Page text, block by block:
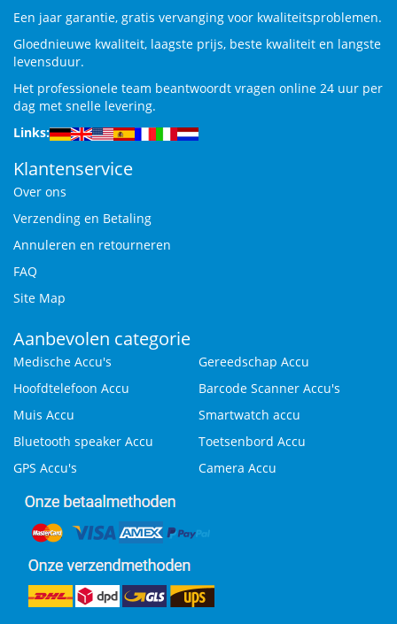
Een jaar garantie, gratis vervanging voor kwaliteitsproblemen.
Gloednieuwe kwaliteit, laagste prijs, beste kwaliteit en langste
levensduur.
Het professionele team beantwoordt vragen online 24 uur per
dag met snelle levering.
Links:
Klantenservice
Over ons
Verzending en Betaling
Annuleren en retourneren
FAQ
Site Map
Aanbevolen categorie
Medische Accu's
Gereedschap Accu
Hoofdtelefoon Accu
Barcode Scanner Accu's
Muis Accu
Smartwatch accu
Bluetooth speaker Accu
Toetsenbord Accu
GPS Accu's
Camera Accu